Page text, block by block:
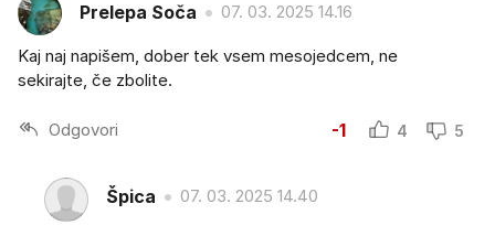
Prelepa Soča 07. 03. 2025 14.16
Kaj naj napišem, dober tek vsem mesojedcem, ne
sekirajte, če zbolite.
Odgovori -1 4 5
Špica 07. 03. 2025 14.40